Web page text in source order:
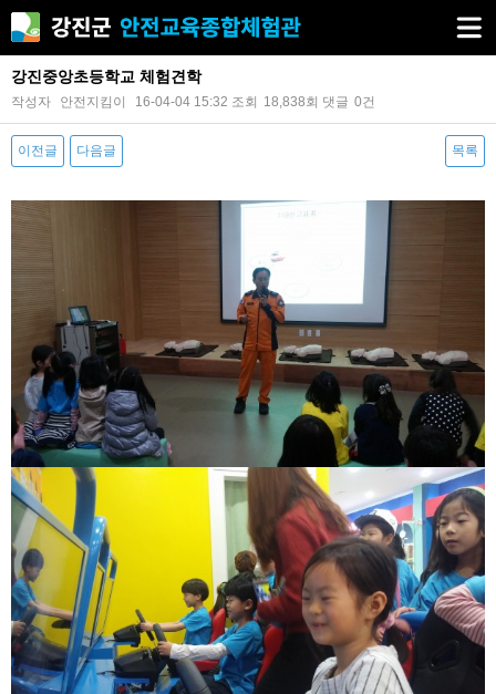
강진중앙초등학교 체험견학
작성자 안전지킴이 16-04-04 15:32 조회 18,838회 댓글 0건
이전글 다음글 목록
본문